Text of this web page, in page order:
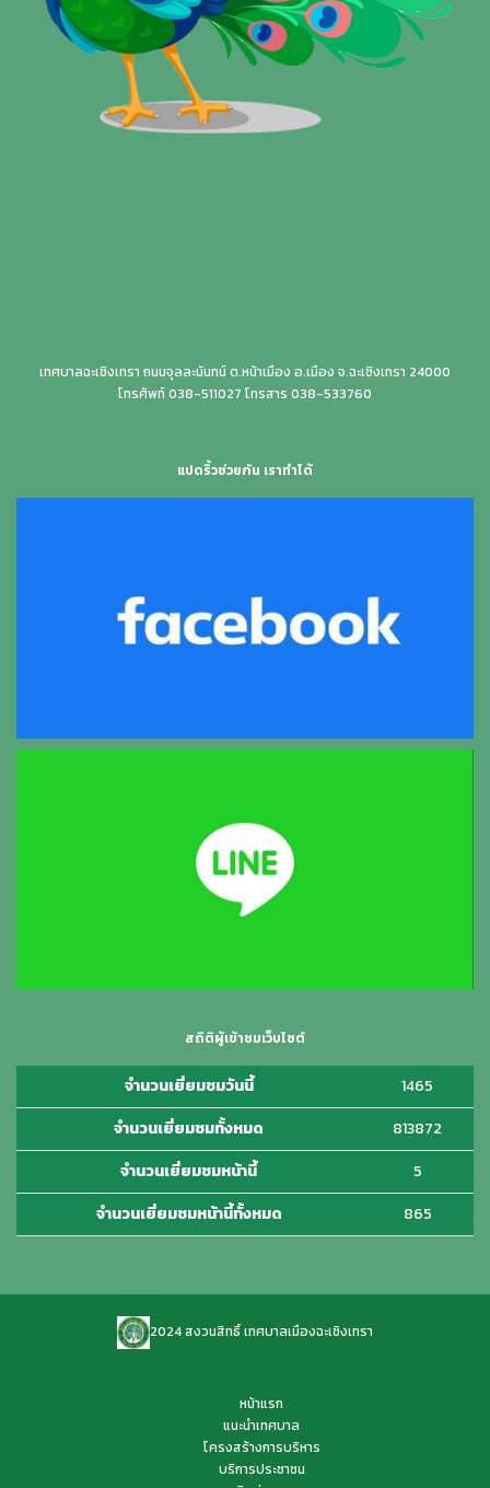
เทศบาลฉะเชิงเทรา ถนนจุลละนันทน์ ต.หน้าเมือง อ.เมือง จ.ฉะเชิงเทรา 24000
โทรศัพท์ 038-511027 โทรสาร 038-533760
แปดริ้วช่วยกัน เราทำได้
สถิติผู้เข้าชมเว็บไซต์
จำนวนเยี่ยมชมวันนี้
1465
จำนวนเยี่ยมชมทั้งหมด
813872
จำนวนเยี่ยมชมหน้านี้
5
จำนวนเยี่ยมชมหน้านี้ทั้งหมด
865
2024 สงวนสิทธิ์ เทศบาลเมืองฉะเชิงเทรา
หน้าแรก
แนะนำเทศบาล
โครงสร้างการบริหาร
บริการประชาชน